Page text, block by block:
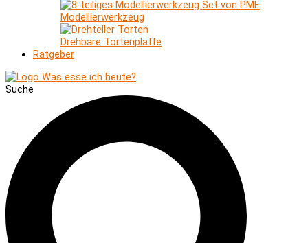
Modellierwerkzeug
Drehbare Tortenplatte
Ratgeber
Suche